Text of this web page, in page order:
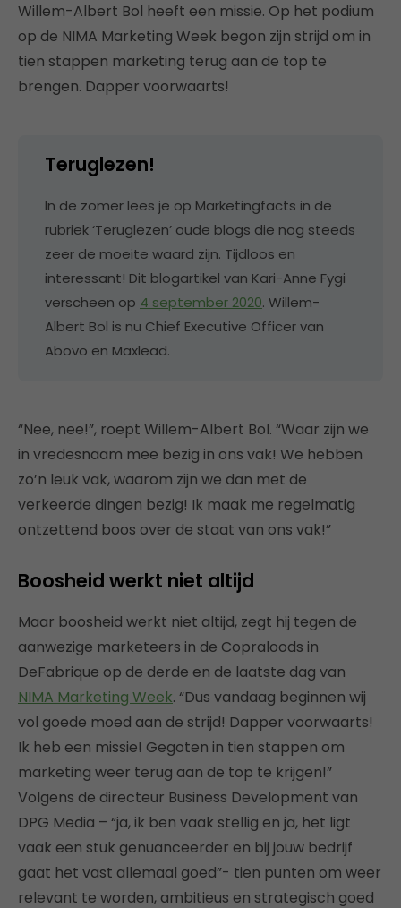
Willem-Albert Bol heeft een missie. Op het podium
op de NIMA Marketing Week begon zijn strijd om in
tien stappen marketing terug aan de top te
brengen. Dapper voorwaarts!
Teruglezen!
In de zomer lees je op Marketingfacts in de
rubriek ‘Teruglezen’ oude blogs die nog steeds
zeer de moeite waard zijn. Tijdloos en
interessant! Dit blogartikel van Kari-Anne Fygi
verscheen op 4 september 2020. Willem-
Albert Bol is nu Chief Executive Officer van
Abovo en Maxlead.
“Nee, nee!”, roept Willem-Albert Bol. “Waar zijn we
in vredesnaam mee bezig in ons vak! We hebben
zo’n leuk vak, waarom zijn we dan met de
verkeerde dingen bezig! Ik maak me regelmatig
ontzettend boos over de staat van ons vak!”
Boosheid werkt niet altijd
Maar boosheid werkt niet altijd, zegt hij tegen de
aanwezige marketeers in de Copraloods in
DeFabrique op de derde en de laatste dag van
NIMA Marketing Week. “Dus vandaag beginnen wij
vol goede moed aan de strijd! Dapper voorwaarts!
Ik heb een missie! Gegoten in tien stappen om
marketing weer terug aan de top te krijgen!”
Volgens de directeur Business Development van
DPG Media – “ja, ik ben vaak stellig en ja, het ligt
vaak een stuk genuanceerder en bij jouw bedrijf
gaat het vast allemaal goed”- tien punten om weer
relevant te worden, ambitieus en strategisch goed